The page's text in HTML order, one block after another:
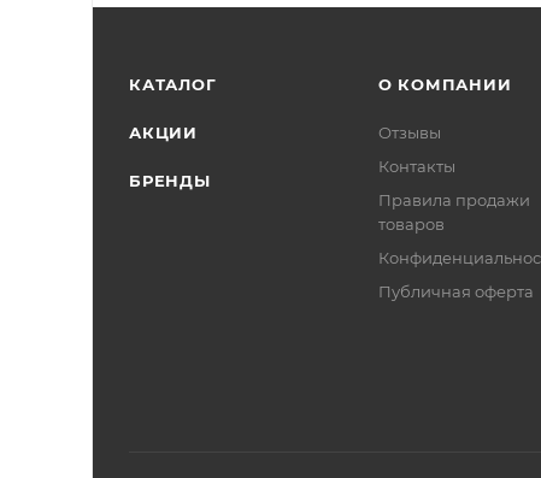
КАТАЛОГ
АКЦИИ
БРЕНДЫ
О КОМПАНИИ
Отзывы
Контакты
Правила продажи
товаров
Публичная оферта